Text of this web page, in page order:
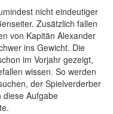
nicht eindeutiger
Zusätzlich fallen
von Kapitän Alexander
ins Gewicht. Die
im Vorjahr gezeigt,
wissen. So werden
der Spielverderber
diese Aufgabe